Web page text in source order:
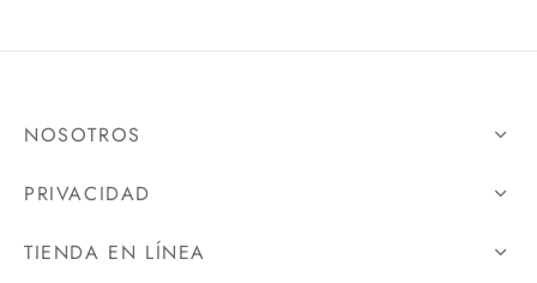
NOSOTROS
PRIVACIDAD
TIENDA EN LÍNEA